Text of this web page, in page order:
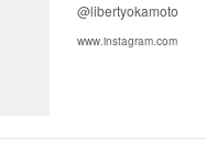
@libertyokamoto
www.instagram.com